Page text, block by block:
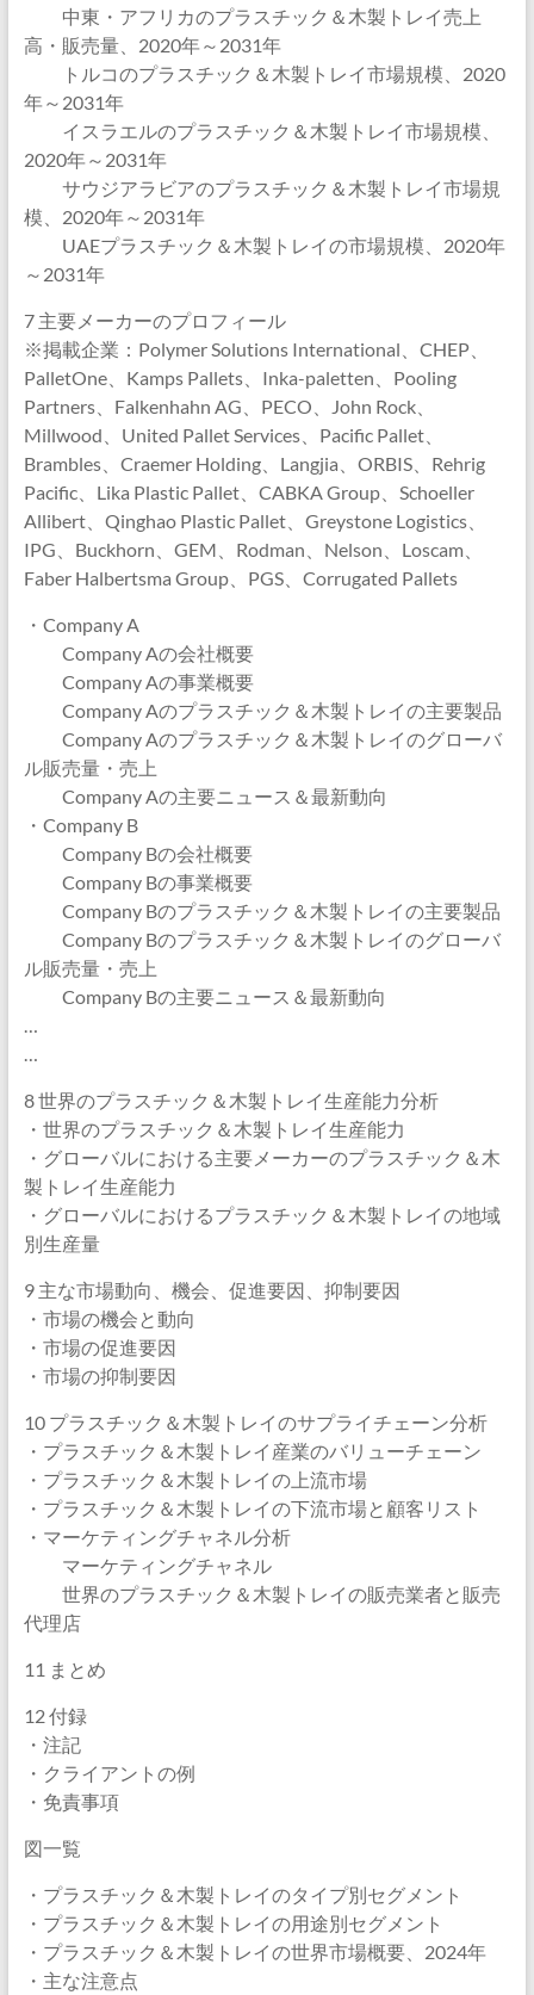
中東・アフリカのプラスチック＆木製トレイ売上
高・販売量、2020年～2031年
トルコのプラスチック＆木製トレイ市場規模、2020
年～2031年
イスラエルのプラスチック＆木製トレイ市場規模、
2020年～2031年
サウジアラビアのプラスチック＆木製トレイ市場規
模、2020年～2031年
UAEプラスチック＆木製トレイの市場規模、2020年
～2031年
7 主要メーカーのプロフィール
※掲載企業：Polymer Solutions International、CHEP、
PalletOne、Kamps Pallets、Inka-paletten、Pooling
Partners、Falkenhahn AG、PECO、John Rock、
Millwood、United Pallet Services、Pacific Pallet、
Brambles、Craemer Holding、Langjia、ORBIS、Rehrig
Pacific、Lika Plastic Pallet、CABKA Group、Schoeller
Allibert、Qinghao Plastic Pallet、Greystone Logistics、
IPG、Buckhorn、GEM、Rodman、Nelson、Loscam、
Faber Halbertsma Group、PGS、Corrugated Pallets
・Company A
Company Aの会社概要
Company Aの事業概要
Company Aのプラスチック＆木製トレイの主要製品
Company Aのプラスチック＆木製トレイのグローバ
ル販売量・売上
Company Aの主要ニュース＆最新動向
・Company B
Company Bの会社概要
Company Bの事業概要
Company Bのプラスチック＆木製トレイの主要製品
Company Bのプラスチック＆木製トレイのグローバ
ル販売量・売上
Company Bの主要ニュース＆最新動向
…
…
8 世界のプラスチック＆木製トレイ生産能力分析
・世界のプラスチック＆木製トレイ生産能力
・グローバルにおける主要メーカーのプラスチック＆木
製トレイ生産能力
・グローバルにおけるプラスチック＆木製トレイの地域
別生産量
9 主な市場動向、機会、促進要因、抑制要因
・市場の機会と動向
・市場の促進要因
・市場の抑制要因
10 プラスチック＆木製トレイのサプライチェーン分析
・プラスチック＆木製トレイ産業のバリューチェーン
・プラスチック＆木製トレイの上流市場
・プラスチック＆木製トレイの下流市場と顧客リスト
・マーケティングチャネル分析
マーケティングチャネル
世界のプラスチック＆木製トレイの販売業者と販売
代理店
11 まとめ
12 付録
・注記
・クライアントの例
・免責事項
図一覧
・プラスチック＆木製トレイのタイプ別セグメント
・プラスチック＆木製トレイの用途別セグメント
・プラスチック＆木製トレイの世界市場概要、2024年
・主な注意点